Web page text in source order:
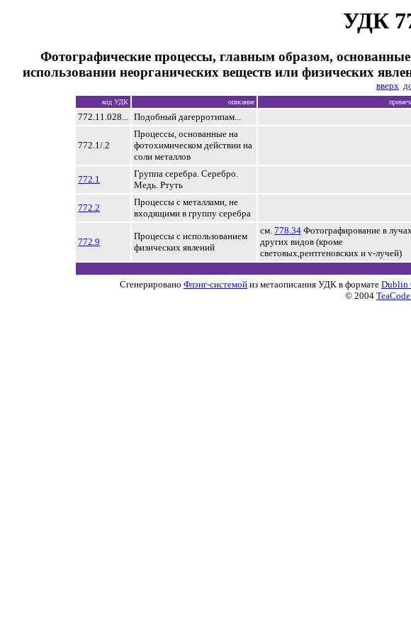
УДК
Фотографические процессы, главным образом,
использовании неорганических веществ или физических
вверх
код УДК описание
772.11.028... Подобный дагерротипам...
772.1/.2
Процессы, основанные на
фотохимическом действии на
соли металлов
772.1
Группа серебра. Серебро.
Медь. Ртуть
772.2
Процессы с металлами, не
входящими в группу серебра
772.9
Процессы с использованием
физических явлений
см. 778.34 Фотографирование в
других видов (кроме
световых,рентгеновских и v-лучей)
Сгенерировано Флэнг-системой из метаописания УДК в формате Dublin
© 2004